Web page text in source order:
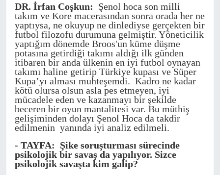
DR. İrfan Coşkun: Şenol hoca son milli
takım ve Kore macerasından sonra orada her ne
yaptıysa, ne okuyup ne dinlediyse gerçekten bir
futbol filozofu durumuna gelmiştir. Yöneticilik
yaptığım dönemde Broos'un küme düşme
potasına getirdiği takımı aldığı ilk günden
itibaren bir anda ülkenin en iyi futbol oynayan
takımı haline getirip Türkiye kupası ve Süper
Kupa’yı alması muhteşemdi. Kadro ne kadar
kötü olursa olsun asla pes etmeyen, iyi
mücadele eden ve kazanmayı bir şekilde
beceren bir oyun mantalitesi var. Bu müthiş
gelişiminden dolayı Şenol Hoca da takdir
edilmenin yanında iyi analiz edilmeli.
- TAYFA: Şike soruşturması sürecinde
psikolojik bir savaş da yapılıyor. Sizce
psikolojik savaşta kim galip?